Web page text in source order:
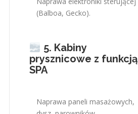
(Balboa, Gecko).
5. Kabiny
prysznicowe z funkcją
SPA
Naprawa paneli masażowych,